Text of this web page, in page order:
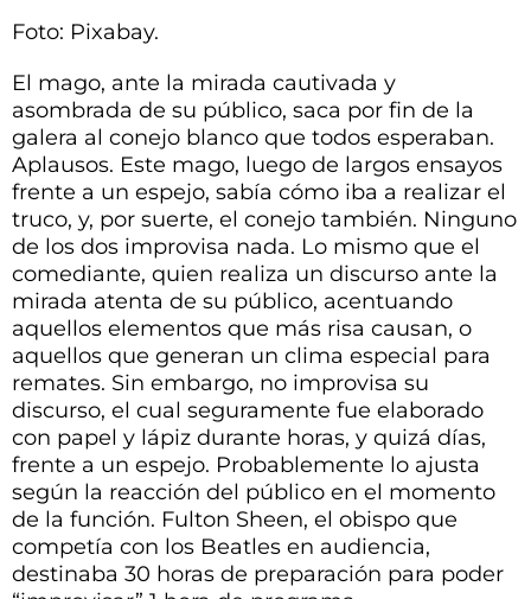
Foto: Pixabay.
El mago, ante la mirada cautivada y
asombrada de su público, saca por fin de la
galera al conejo blanco que todos esperaban.
Aplausos. Este mago, luego de largos ensayos
frente a un espejo, sabía cómo iba a realizar el
truco, y, por suerte, el conejo también. Ninguno
de los dos improvisa nada. Lo mismo que el
comediante, quien realiza un discurso ante la
mirada atenta de su público, acentuando
aquellos elementos que más risa causan, o
aquellos que generan un clima especial para
remates. Sin embargo, no improvisa su
discurso, el cual seguramente fue elaborado
con papel y lápiz durante horas, y quizá días,
frente a un espejo. Probablemente lo ajusta
según la reacción del público en el momento
de la función. Fulton Sheen, el obispo que
competía con los Beatles en audiencia,
destinaba 30 horas de preparación para poder